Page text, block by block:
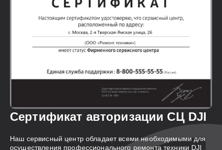
Сертификат авторизации СЦ DJI
Наш сервисный центр обладает всеми необходимыми для
осуществления профессионального ремонта техники DJI